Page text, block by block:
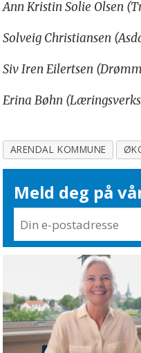
Ann Kristin Solie Olsen
Solveig Christiansen
Siv Iren Eilertsen
Erina Bøhn
ARENDAL KOMMUNE
Meld deg på